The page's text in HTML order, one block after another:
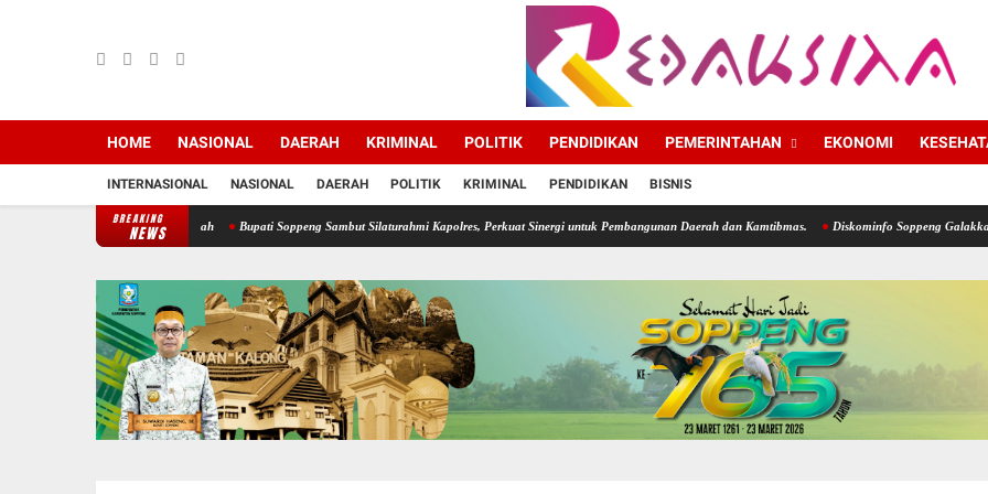
HOME NASIONAL DAERAH KRIMINAL POLITIK PENDIDIKAN PEMERINTAHAN EKONOMI
INTERNASIONAL NASIONAL DAERAH POLITIK KRIMINAL PENDIDIKAN BISNIS
BREAKING
NEWS
Bupati Soppeng Sambut Silaturahmi Kapolres, Perkuat Sinergi untuk Pembangunan Daerah dan Kamtibmas. Diskominfo Soppeng Galakkan Gerakan Bawa